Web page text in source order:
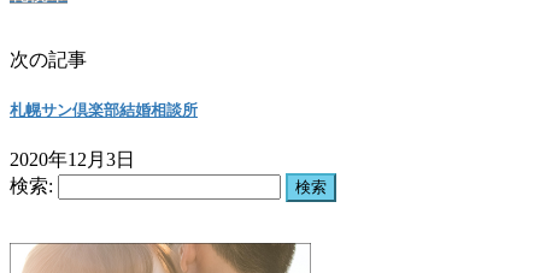
次の記事
札幌サン倶楽部結婚相談所
2020年12月3日
検索: